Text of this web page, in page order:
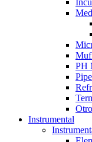
PH
Instrumental